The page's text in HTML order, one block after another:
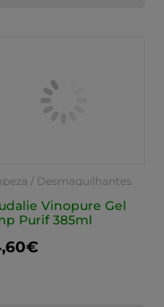
/ Desmaquilhantes
Vinopure Gel
Purif 385ml